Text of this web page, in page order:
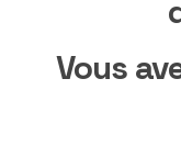
Vous